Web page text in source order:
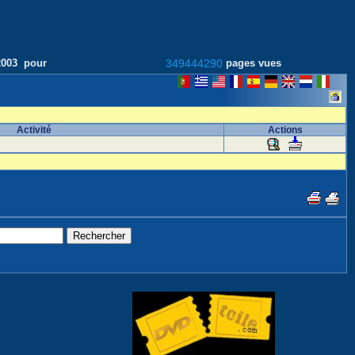
pour 349444290 pages vues
Activité Actions